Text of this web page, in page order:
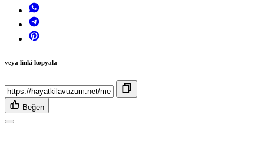
veya linki kopyala
Beğen